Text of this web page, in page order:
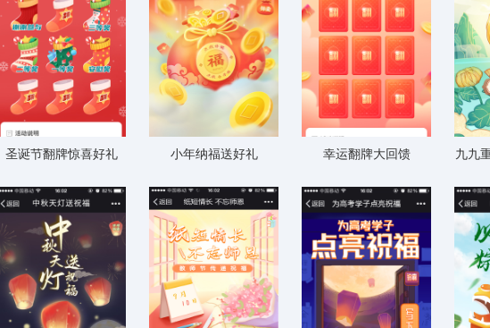
圣诞节翻牌惊喜好礼 小年纳福送好礼 幸运翻牌大回馈 九九